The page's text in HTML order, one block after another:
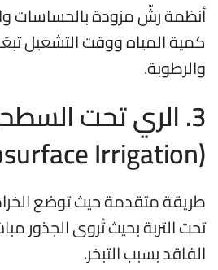
أنظمة رشّ مزودة بالحساسات
كمية المياه ووقت التشغيل
والرطوبة.
3. الري تحت
(Subsurface Irrigation)
طريقة متقدمة حيث توضع
تحت التربة بحيث تُروى الجذور
الفاقد بسبب التبخر.